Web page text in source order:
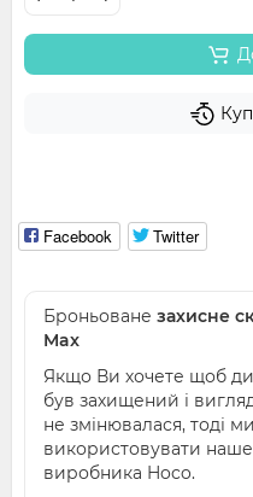
Facebook Twitter
Броньоване захисне
Max
Якщо Ви хочете щоб
був захищений і
не змінювалася, тоді
використовувати наше
виробника Hoco.